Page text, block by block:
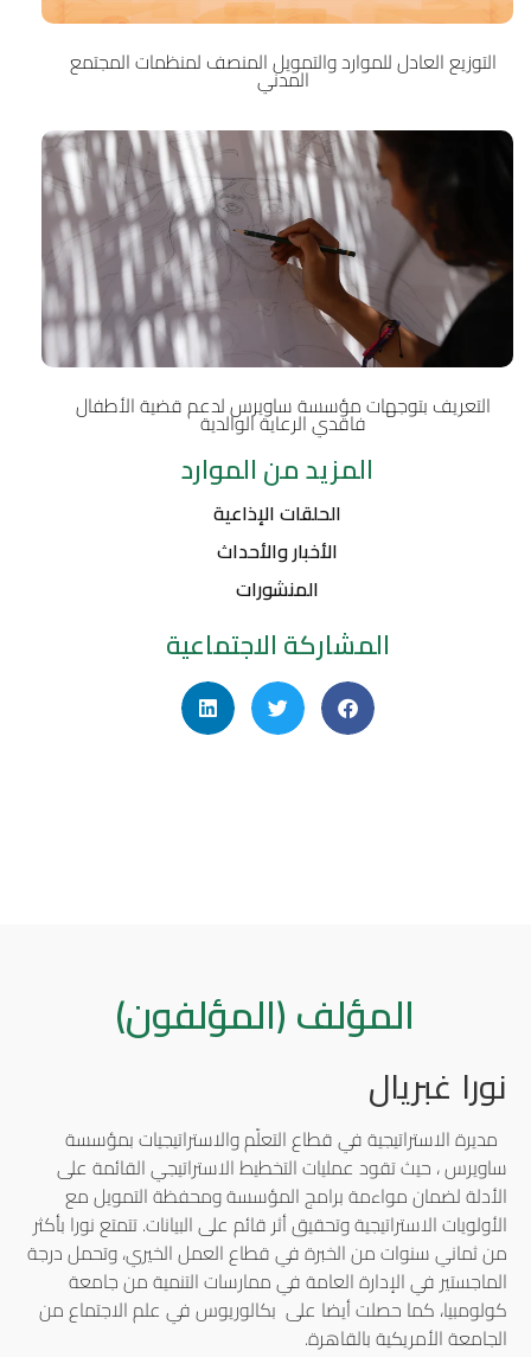
التوزيع العادل للموارد والتمويل المنصف لمنظمات المجتمع
المدني
التعريف بتوجهات مؤسسة ساويرس لدعم قضية الأطفال
فاقدي الرعاية الوالدية
المزيد من الموارد
الحلقات الإذاعية
الأخبار والأحداث
المنشورات
المشاركة الاجتماعية
المؤلف (المؤلفون)
نورا غبريال
مديرة الاستراتيجية في قطاع التعلّم والاستراتيجيات بمؤسسة
ساويرس ، حيث تقود عمليات التخطيط الاستراتيجي القائمة على
الأدلة لضمان مواءمة برامج المؤسسة ومحفظة التمويل مع
الأولويات الاستراتيجية وتحقيق أثر قائم على البيانات. تتمتع نورا بأكثر
من ثماني سنوات من الخبرة في قطاع العمل الخيري، وتحمل درجة
الماجستير في الإدارة العامة في ممارسات التنمية من جامعة
كولومبيا، كما حصلت أيضا على بكالوريوس في علم الاجتماع من
الجامعة الأمريكية بالقاهرة.